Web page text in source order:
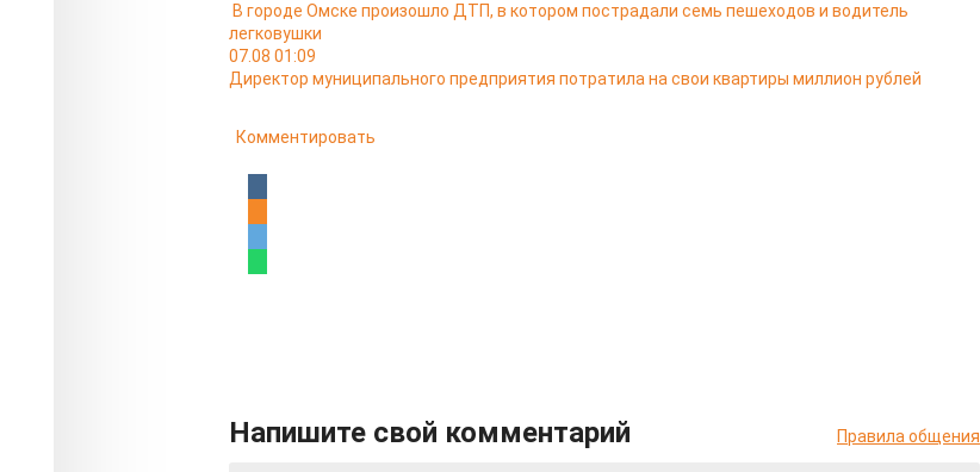
В городе Омске произошло ДТП, в котором пострадали семь пешеходов и водитель
легковушки
07.08 01:09
Директор муниципального предприятия потратила на свои квартиры миллион рублей
Комментировать
Напишите свой комментарий Правила общения